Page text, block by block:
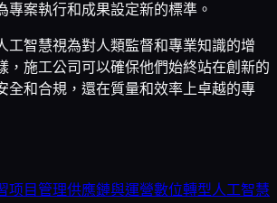
專案執行和成果設定新的標準。
工智慧視為對人類監督和專業知識的增
，施工公司可以確保他們始終站在創新的
全和合規，還在質量和效率上卓越的專
项目管理供應鏈與運營數位轉型人工智慧